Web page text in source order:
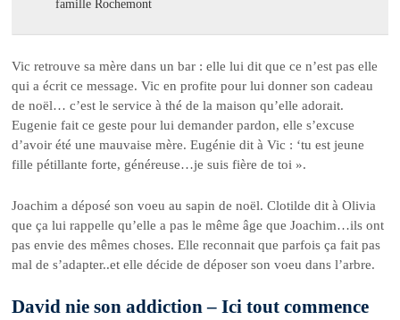
famille Rochemont
Vic retrouve sa mère dans un bar : elle lui dit que ce n’est pas elle
qui a écrit ce message. Vic en profite pour lui donner son cadeau
de noël… c’est le service à thé de la maison qu’elle adorait.
Eugenie fait ce geste pour lui demander pardon, elle s’excuse
d’avoir été une mauvaise mère. Eugénie dit à Vic : ‘tu est jeune
fille pétillante forte, généreuse…je suis fière de toi ».
Joachim a déposé son voeu au sapin de noël. Clotilde dit à Olivia
que ça lui rappelle qu’elle a pas le même âge que Joachim…ils ont
pas envie des mêmes choses. Elle reconnait que parfois ça fait pas
mal de s’adapter..et elle décide de déposer son voeu dans l’arbre.
David nie son addiction – Ici tout commence